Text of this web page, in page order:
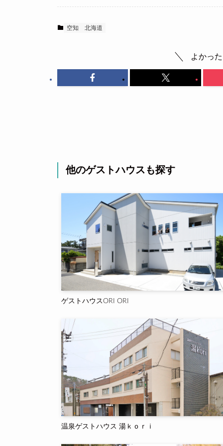
空知 北海道
よかっ
他のゲストハウスも探す
ゲストハウスORI ORI
温泉ゲストハウス 湯ｋｏｒｉ